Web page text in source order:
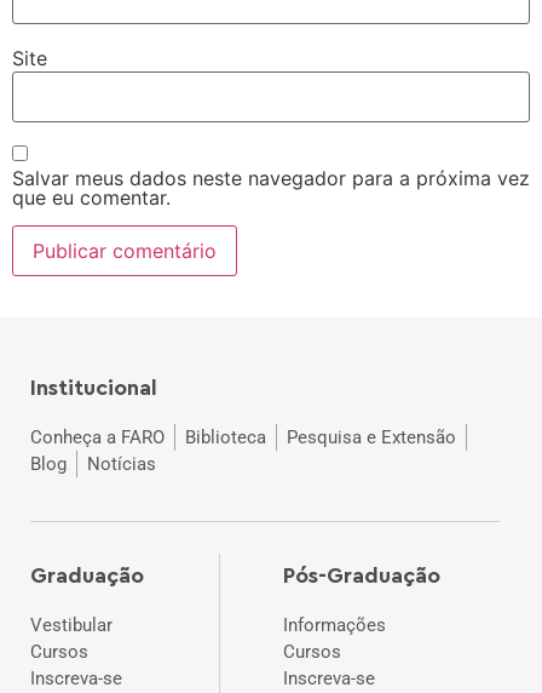
Site
Salvar meus dados neste navegador para a próxima vez
que eu comentar.
Institucional
Conheça a FARO Biblioteca
Pesquisa e Extensão
Blog
Notícias
Graduação
Vestibular
Cursos
Inscreva-se
Pós-Graduação
Informações
Cursos
Inscreva-se